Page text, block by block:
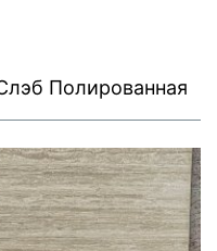
Полированная